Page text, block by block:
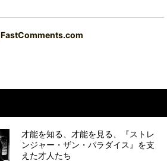
FastComments.com
才能を知る、才能を見る、『ストレ
ンジャー・ザン・パラダイス』を支
えた才人たち